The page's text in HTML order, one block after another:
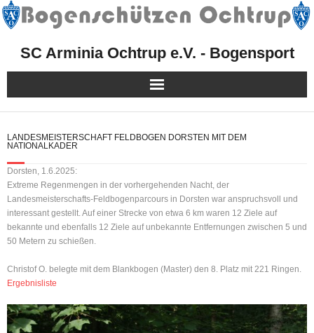
SC Arminia Ochtrup e.V. - Bogensport
Herzlich Willkommen!
Mitgliedschaft
Sport
Kurse, Events & Aktionen
Instagram
LANDESMEISTERSCHAFT FELDBOGEN DORSTEN MIT DEM
NATIONALKADER
Dorsten, 1.6.2025:
Extreme Regenmengen in der vorhergehenden Nacht, der
Landesmeisterschafts-Feldbogenparcours in Dorsten war anspruchsvoll und
interessant gestellt. Auf einer Strecke von etwa 6 km waren 12 Ziele auf
bekannte und ebenfalls 12 Ziele auf unbekannte Entfernungen zwischen 5 und
50 Metern zu schießen.
Christof O. belegte mit dem Blankbogen (Master) den 8. Platz mit 221 Ringen.
Ergebnisliste